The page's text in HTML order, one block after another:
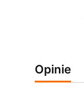
Opinie